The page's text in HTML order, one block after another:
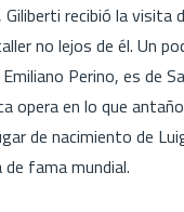
recibió la
no lejos de él. Un
Perino, es de
opera en lo que
de nacimiento de
fama mundial.